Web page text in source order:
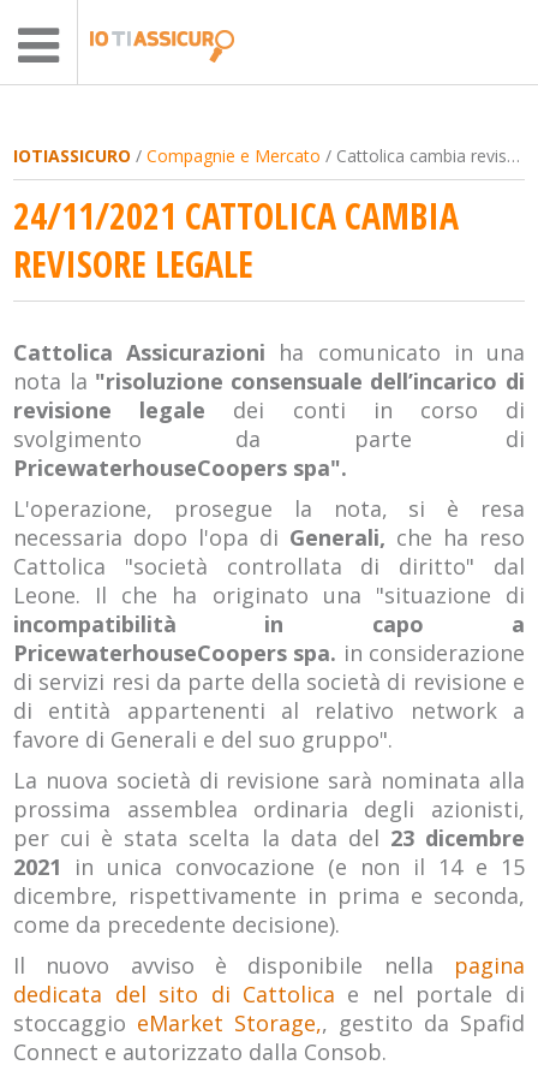
IOTIASSICURO /Compagnie e Mercato / Cattolica cambia revisore legale
24/11/2021 CATTOLICA CAMBIA
REVISORE LEGALE
Cattolica Assicurazioni ha comunicato in una
nota la "risoluzione consensuale dell’incarico di
revisione legale dei conti in corso di
svolgimento da parte di
PricewaterhouseCoopers spa".
L'operazione, prosegue la nota, si è resa
necessaria dopo l'opa di Generali, che ha reso
Cattolica "società controllata di diritto" dal
Leone. Il che ha originato una "situazione di
incompatibilità in capo a
PricewaterhouseCoopers spa. in considerazione
di servizi resi da parte della società di revisione e
di entità appartenenti al relativo network a
favore di Generali e del suo gruppo".
La nuova società di revisione sarà nominata alla
prossima assemblea ordinaria degli azionisti,
per cui è stata scelta la data del 23 dicembre
2021 in unica convocazione (e non il 14 e 15
dicembre, rispettivamente in prima e seconda,
come da precedente decisione).
Il nuovo avviso è disponibile nella pagina
dedicata del sito di Cattolica e nel portale di
stoccaggio eMarket Storage,, gestito da Spafid
Connect e autorizzato dalla Consob.